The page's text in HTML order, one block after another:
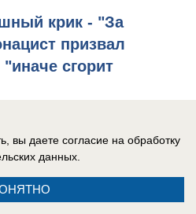
крик - "За
призвал
сгорит
в Незалежной для
вы даете согласие на обработку
данных.